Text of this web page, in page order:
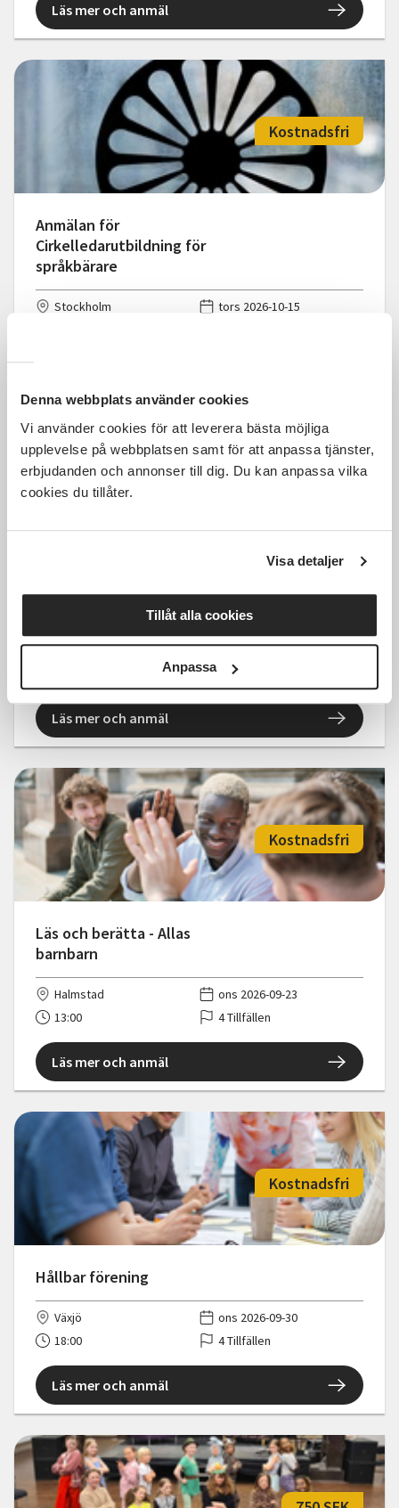
Denna webbplats använder cookies
Vi använder cookies för att leverera bästa möjliga
upplevelse på webbplatsen samt för att anpassa tjänster,
erbjudanden och annonser till dig. Du kan anpassa vilka
cookies du tillåter.
Visa detaljer
Tillåt alla cookies
Anpassa
Läs mer och anmäl
Anmälan för
Cirkelledarutbildning för
språkbärare
Kostnadsfri
Stockholm
tors 2026-10-15
Gravid-HarmonyYoga i Östersund
start 2 september
Östersund
ons 2026-09-02
Läs mer och anmäl
Läs och berätta - Allas
barnbarn
Kostnadsfri
Halmstad
ons 2026-09-23
13:00
4 Tillfällen
Läs mer och anmäl
Hållbar förening
Kostnadsfri
Växjö
ons 2026-09-30
18:00
4 Tillfällen
Läs mer och anmäl